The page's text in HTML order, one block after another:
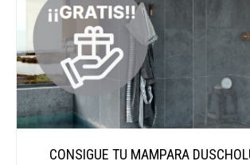
CONSIGUE TU MAMPARA